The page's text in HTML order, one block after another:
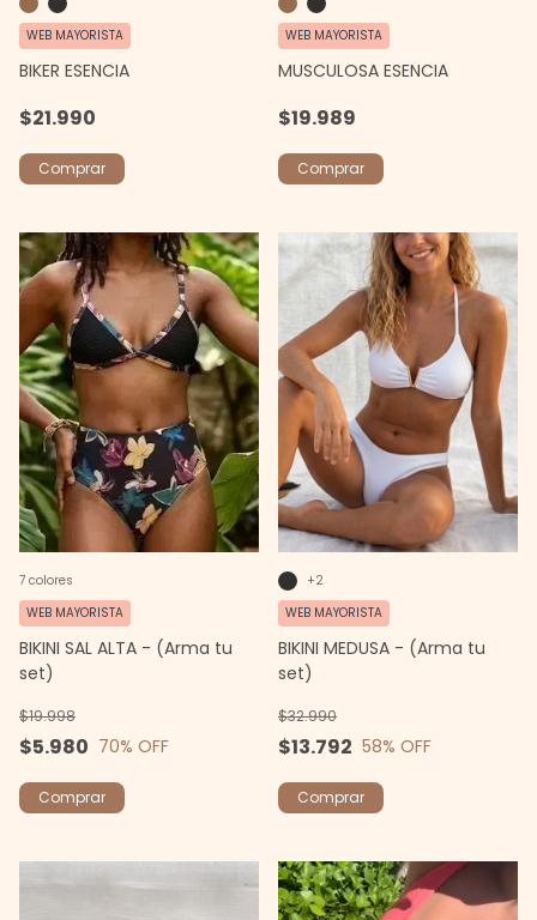
BIKER ESENCIA
$21.990
WEB MAYORISTA
Comprar
MUSCULOSA ESENCIA
$19.989
WEB MAYORISTA
Comprar
BIKINI SAL ALTA - (Arma tu
set)
$5.980
$19.998
70% OFF
WEB MAYORISTA
7 colores
Comprar
BIKINI MEDUSA - (Arma tu
set)
$13.792
$32.990
58% OFF
WEB MAYORISTA
+2
Comprar